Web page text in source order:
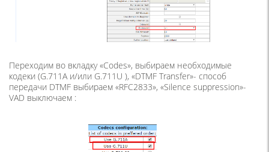
Переходим во вкладку «Codes», выбираем необходимые
кодеки (G.711A и/или G.711U ), «DTMF Transfer»- способ
передачи DTMF выбираем «RFC2833», «Silence suppression»-
VAD выключаем :